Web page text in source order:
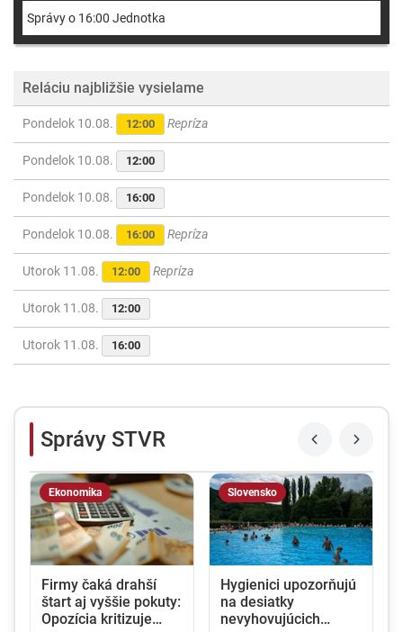
Správy o 16:00 Jednotka
Reláciu najbližšie vysielame
Pondelok 10.08. 12:00 Repríza
Pondelok 10.08. 12:00
Pondelok 10.08. 16:00
Pondelok 10.08. 16:00 Repríza
Utorok 11.08. 12:00 Repríza
Utorok 11.08. 12:00
Utorok 11.08. 16:00
Správy STVR
Ekonomika
Firmy čaká drahší
štart aj vyššie pokuty:
Opozícia kritizuje
Slovensko
Hygienici upozorňujú
na desiatky
nevyhovujúcich